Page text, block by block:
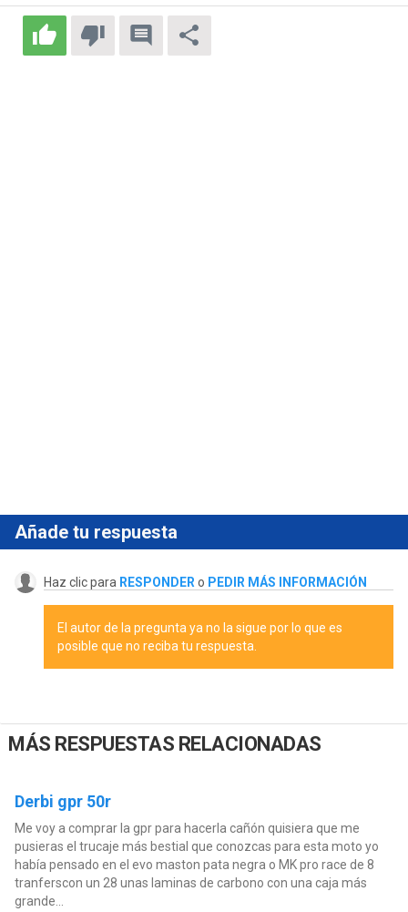
Añade tu respuesta
Haz clic para RESPONDER o PEDIR MÁS INFORMACIÓN
El autor de la pregunta ya no la sigue por lo que es
posible que no reciba tu respuesta.
MÁS RESPUESTAS RELACIONADAS
Derbi gpr 50r
Me voy a comprar la gpr para hacerla cañón quisiera que me
pusieras el trucaje más bestial que conozcas para esta moto yo
había pensado en el evo maston pata negra o MK pro race de 8
tranferscon un 28 unas laminas de carbono con una caja más
grande...